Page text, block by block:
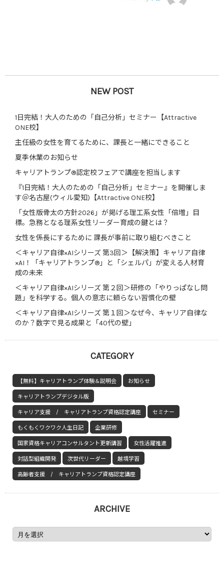
NEW POST
1日完結！大人のための「自己分析」セミナー【Attractive
ONE校】
主任級の女性を育てるために、課長と一緒にできること
夏季休業のお知らせ
キャリアトランプ®認定校フェアで講座を担当します
『1日完結！大人のための「自己分析」セミナー』を開催しま
す＠名古屋(ウィル愛知)【Attractive ONE校】
「女性版骨太の方針2026」が掲げる理工系女性「倍増」目
標。急務となる理系女性リーダー育成の鍵とは？
女性を係長にするために 課長が事前に取り組むべきこと
＜キャリア自律×AIシリーズ 第3回＞【解決策】キャリア自律
×AI！「キャリアトランプ®」と「シェルパ」が変える人材育
成の未来
＜キャリア自律×AIシリーズ 第２回＞研修の「やりっぱなし問
題」を科学する。個人の意志に頼らない習慣化の壁
＜キャリア自律×AIシリーズ 第１回＞なぜ今、キャリア自律な
のか？数字で見る成果と「40代の壁」
CATEGORY
【無料】キャリアトランプ体験＆説明会 お知らせ
キャリアトランプデジタル版
キャリア支援 / キャリアトランプ資格認定講座 セミナー
もくもくワクワク人生日記 企業研修
国家資格キャリアコンサルタント更新講習 女性活躍推進
対話型組織開発 次世代リーダー 越境学習
高齢者支援 / キャリアトランプ資格認定講座
ARCHIVE